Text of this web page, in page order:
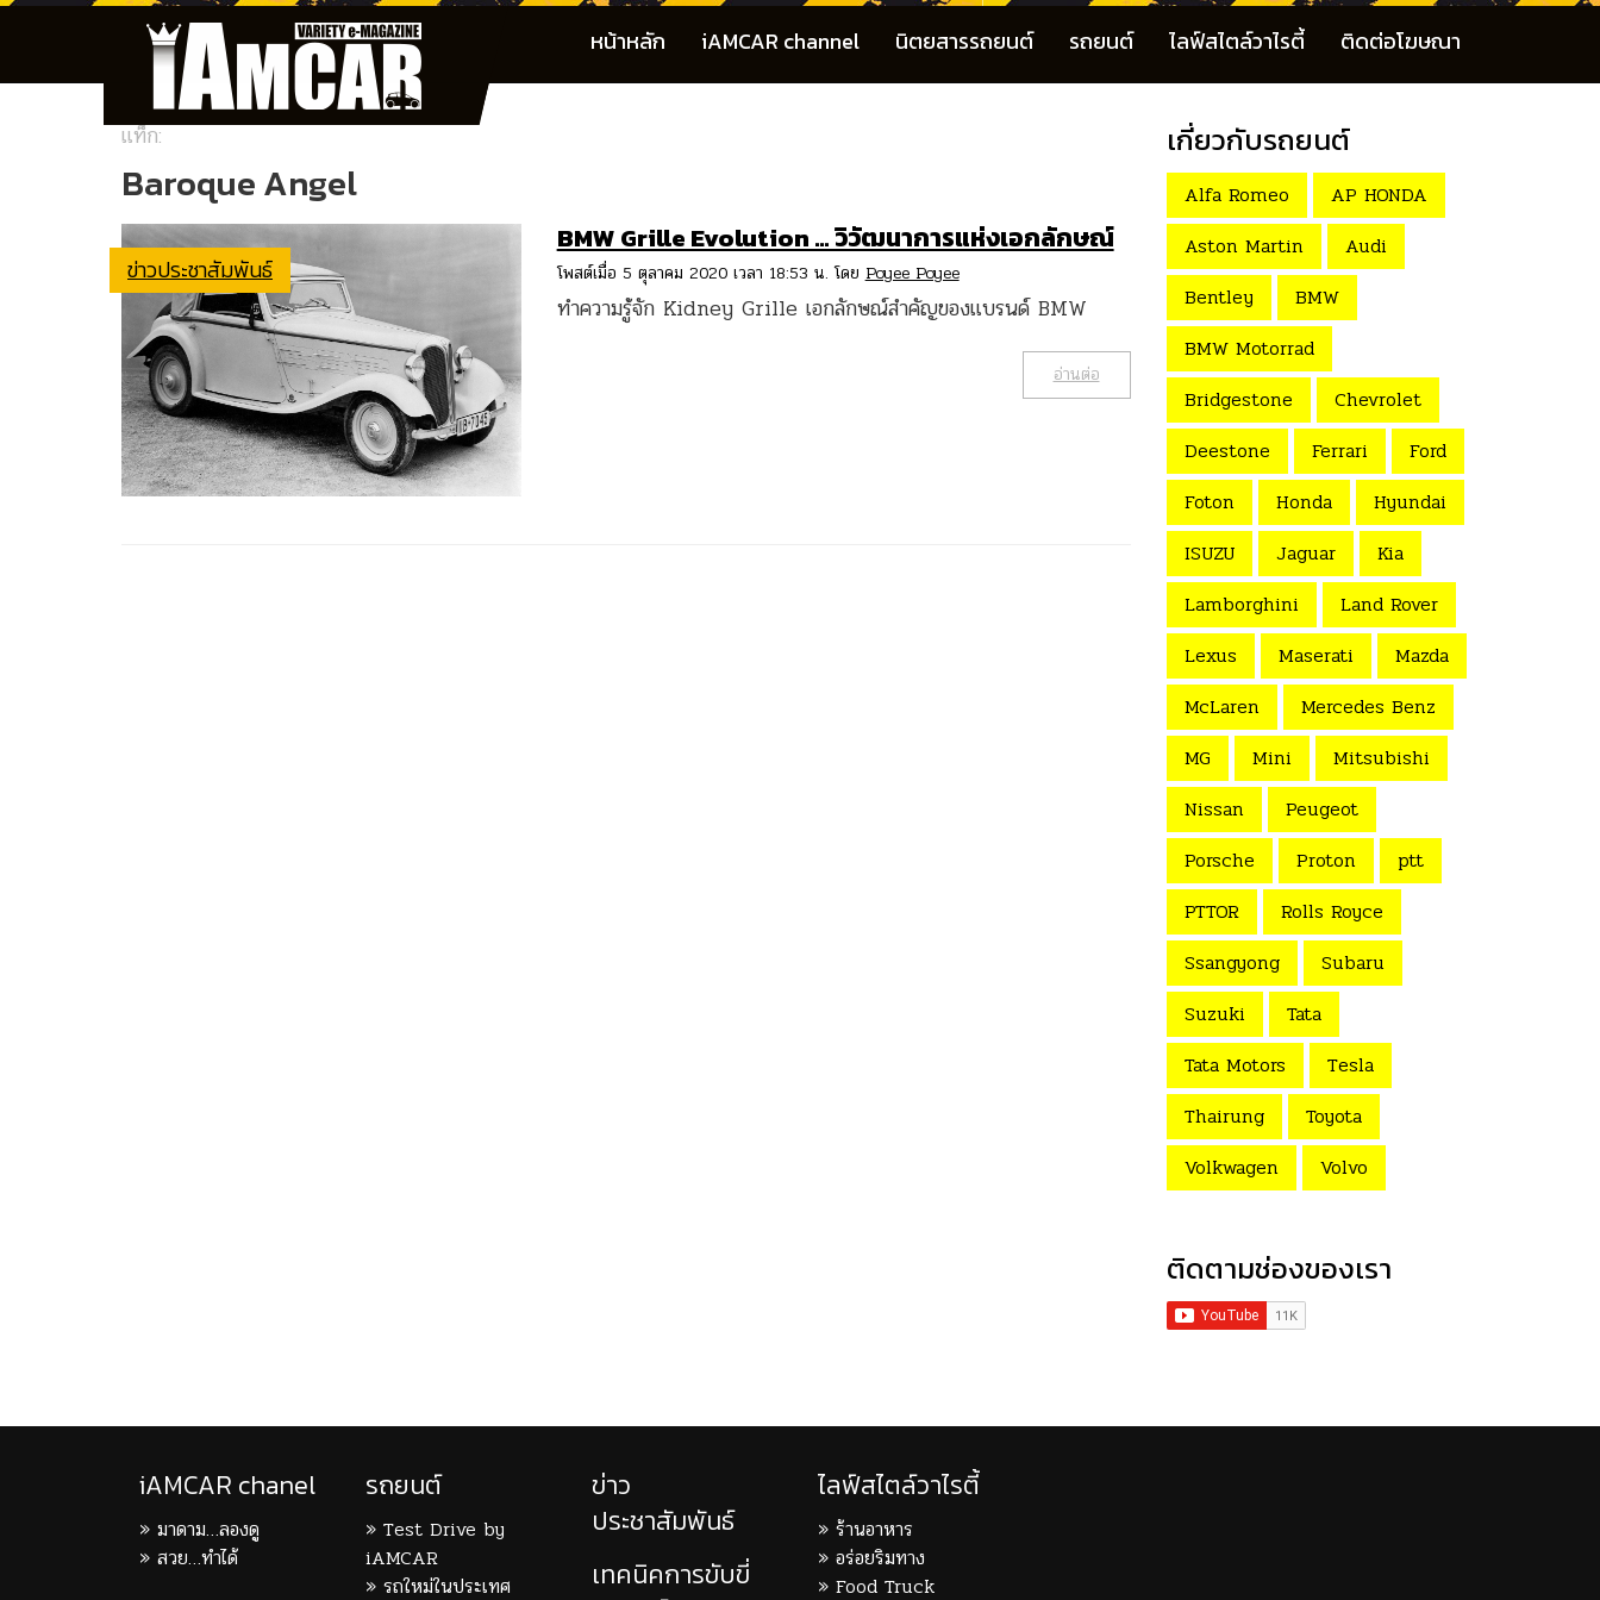
หน้าหลัก iAMCAR channel นิตยสารรถยนต์ รถยนต์ ไลฟ์สไตล์วาไรตี้ ติดต่อโฆษณา
แท็ก:
Baroque Angel
ข่าวประชาสัมพันธ์
BMW Grille Evolution … วิวัฒนาการแห่งเอกลักษณ์
โพสต์เมื่อ 5 ตุลาคม 2020 เวลา 18:53 น. โดย Poyee Poyee
ทำความรู้จัก Kidney Grille เอกลักษณ์สำคัญของแบรนด์ BMW
อ่านต่อ
เกี่ยวกับรถยนต์
Alfa Romeo
AP HONDA
Aston Martin
Audi
Bentley
BMW
BMW Motorrad
Bridgestone
Chevrolet
Deestone
Ferrari
Ford
Foton
Honda
Hyundai
ISUZU
Jaguar
Kia
Lamborghini
Land Rover
Lexus
Maserati
Mazda
McLaren
Mercedes Benz
MG
Mini
Mitsubishi
Nissan
Peugeot
Porsche
Proton
ptt
PTTOR
Rolls Royce
Ssangyong
Subaru
Suzuki
Tata
Tata Motors
Tesla
Thairung
Toyota
Volkwagen
Volvo
ติดตามช่องของเรา
iAMCAR chanel
มาดาม…ลองดู
สวย…ทำได้
รถยนต์
Test Drive by
iAMCAR
รถใหม่ในประเทศ
ข่าว
ประชาสัมพันธ์
เทคนิคการขับขี่
ไลฟ์สไตล์วาไรตี้
ร้านอาหาร
อร่อยริมทาง
Food Truck